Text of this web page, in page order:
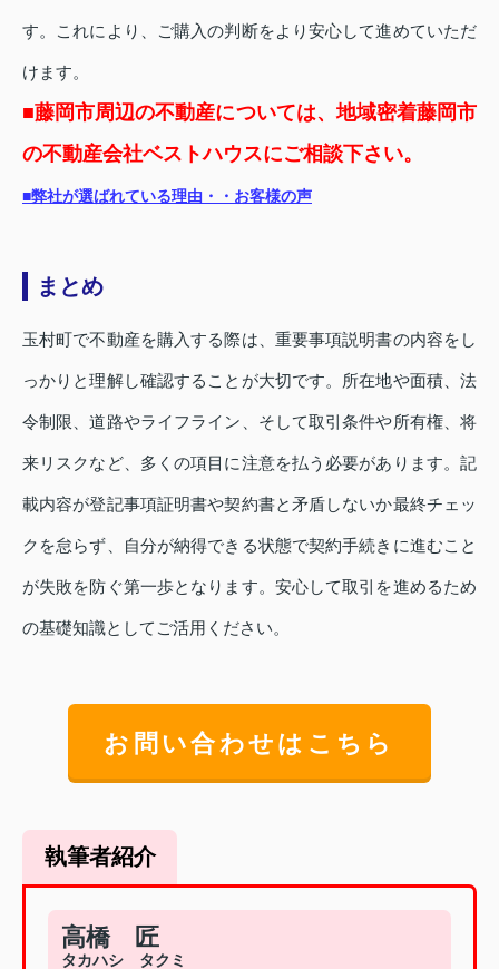
す。これにより、ご購入の判断をより安心して進めていただ
けます。
■藤岡市周辺の不動産については、地域密着藤岡市
の不動産会社ベストハウスにご相談下さい。
■弊社が選ばれている理由・・お客様の声
まとめ
玉村町で不動産を購入する際は、重要事項説明書の内容をし
っかりと理解し確認することが大切です。所在地や面積、法
令制限、道路やライフライン、そして取引条件や所有権、将
来リスクなど、多くの項目に注意を払う必要があります。記
載内容が登記事項証明書や契約書と矛盾しないか最終チェッ
クを怠らず、自分が納得できる状態で契約手続きに進むこと
が失敗を防ぐ第一歩となります。安心して取引を進めるため
の基礎知識としてご活用ください。
お問い合わせはこちら
執筆者紹介
高橋 匠
タカハシ タクミ